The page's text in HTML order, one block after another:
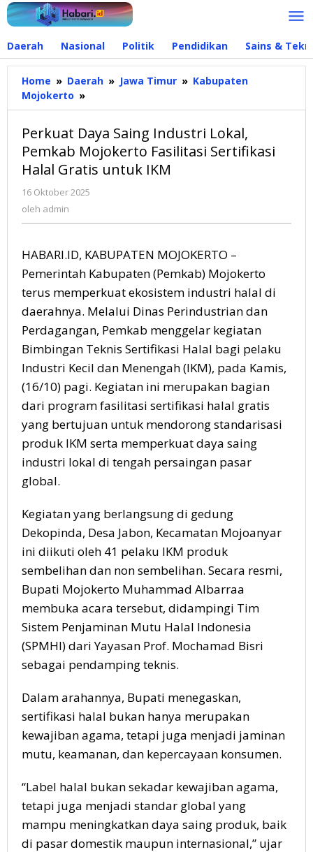
Lewati
ke
Daerah Nasional Politik Pendidikan Sains &
Home » Daerah » Jawa Timur » Kabupaten
Mojokerto »
Daya
Industri
Lokal,
Pemkab
Fasilitasi
Halal
untuk
IKM
Perkuat Daya Saing Industri Lokal,
Pemkab Mojokerto Fasilitasi Sertifikasi
Halal Gratis untuk IKM
16 Oktober 2025
oleh admin
HABARI.ID, KABUPATEN MOJOKERTO –
Pemerintah Kabupaten (Pemkab) Mojokerto
terus memperkuat ekosistem industri halal di
daerahnya. Melalui Dinas Perindustrian dan
Perdagangan, Pemkab menggelar kegiatan
Bimbingan Teknis Sertifikasi Halal bagi pelaku
Industri Kecil dan Menengah (IKM), pada Kamis,
(16/10) pagi. Kegiatan ini merupakan bagian
dari program fasilitasi sertifikasi halal gratis
yang bertujuan untuk mendorong standarisasi
produk IKM serta memperkuat daya saing
industri lokal di tengah persaingan pasar
global.
Kegiatan yang berlangsung di gedung
Dekopinda, Desa Jabon, Kecamatan Mojoanyar
ini diikuti oleh 41 pelaku IKM produk
sembelihan dan non sembelihan. Secara resmi,
Bupati Mojokerto Muhammad Albarraa
membuka acara tersebut, didampingi Tim
Sistem Penjaminan Mutu Halal Indonesia
(SPMHI) dari Yayasan Prof. Mochamad Bisri
sebagai pendamping teknis.
Dalam arahannya, Bupati menegaskan,
sertifikasi halal bukan hanya merupakan
kewajiban agama, tetapi juga menjadi jaminan
mutu, keamanan, dan kepercayaan konsumen.
“Label halal bukan sekadar kewajiban agama,
tetapi juga menjadi standar global yang
mampu meningkatkan daya saing produk, baik
di pasar domestik maupun internasional,” ujar